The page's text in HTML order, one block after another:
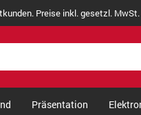
Preise inkl. gesetzl. MwSt.
Präsentation